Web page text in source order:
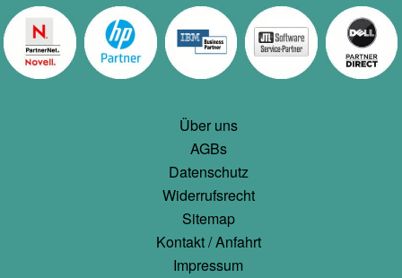
Über uns
AGBs
Datenschutz
Widerrufsrecht
Sitemap
Kontakt / Anfahrt
Impressum